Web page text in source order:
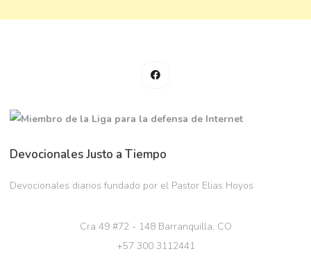
Devocionales Justo a Tiempo
Devocionales diarios fundado por el Pastor Elias Hoyos
Cra 49 #72 - 148 Barranquilla, CO
+57 300 3112441